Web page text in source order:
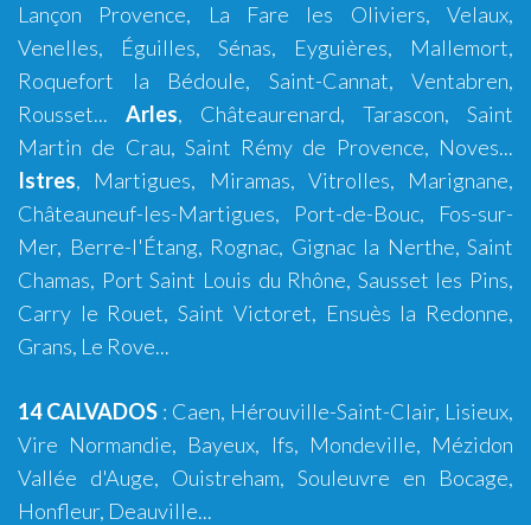
Lançon Provence, La Fare les Oliviers,Velaux,
Venelles, Éguilles, Sénas, Eyguières, Mallemort,
Roquefort la Bédoule, Saint-Cannat, Ventabren,
Rousset... Arles, Châteaurenard, Tarascon, Saint
Martin de Crau, Saint Rémy de Provence, Noves...
Istres, Martigues, Miramas, Vitrolles, Marignane,
Châteauneuf-les-Martigues, Port-de-Bouc, Fos-sur-
Mer, Berre-l'Étang, Rognac, Gignac la Nerthe, Saint
Chamas, Port Saint Louis du Rhône, Sausset les Pins,
Carry le Rouet,Saint Victoret, Ensuès la Redonne,
Grans, Le Rove...
14 CALVADOS : Caen, Hérouville-Saint-Clair, Lisieux,
Vire Normandie, Bayeux, Ifs, Mondeville, Mézidon
Vallée d'Auge, Ouistreham, Souleuvre en Bocage,
Honfleur, Deauville...